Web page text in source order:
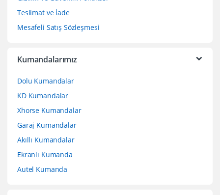
Teslimat ve İade
Mesafeli Satış Sözleşmesi
Kumandalarımız
Dolu Kumandalar
KD Kumandalar
Xhorse Kumandalar
Garaj Kumandalar
Akıllı Kumandalar
Ekranlı Kumanda
Autel Kumanda